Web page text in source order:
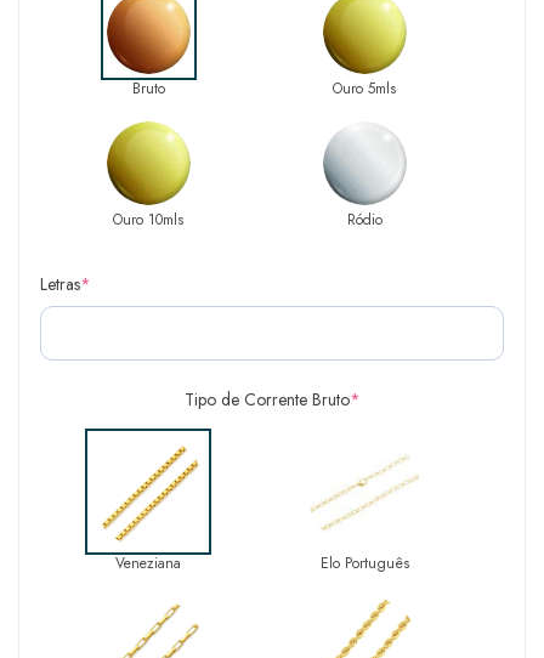
Bruto Ouro 5mls
Ouro 10mls Ródio
Letras*
Tipo de Corrente Bruto*
Veneziana Elo Português